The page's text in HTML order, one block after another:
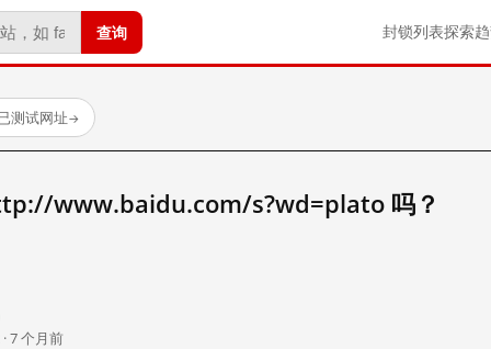
查询 封锁列表探索
测试网址→
www.baidu.com/s?wd=plato 吗？
7 个月前